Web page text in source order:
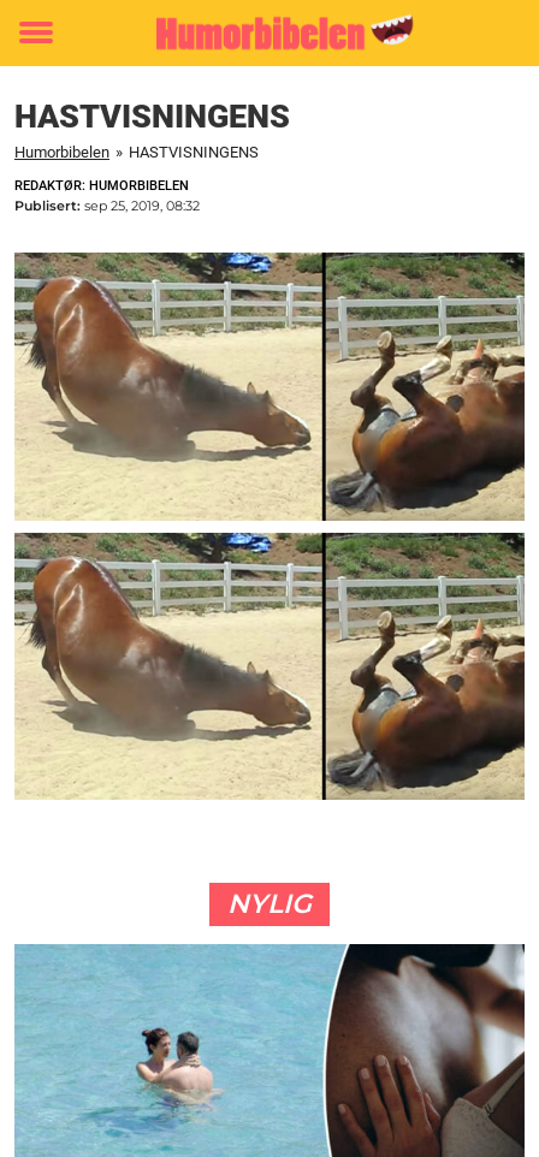
Toggle
HASTVISNINGENS
Humorbibelen » HASTVISNINGENS
REDAKTØR: HUMORBIBELEN
Publisert: sep 25, 2019, 08:32
NYLIG